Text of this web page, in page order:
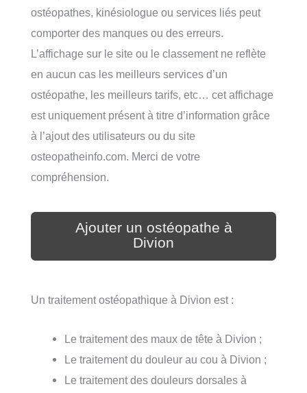
ostéopathes, kinésiologue ou services liés peut
comporter des manques ou des erreurs.
L’affichage sur le site ou le classement ne reflète
en aucun cas les meilleurs services d’un
ostéopathe, les meilleurs tarifs, etc… cet affichage
est uniquement présent à titre d’information grâce
à l’ajout des utilisateurs ou du site
osteopatheinfo.com. Merci de votre
compréhension.
Ajouter un ostéopathe à
Divion
Un traitement ostéopathique à Divion est :
Le traitement des maux de tête à Divion ;
Le traitement du douleur au cou à Divion ;
Le traitement des douleurs dorsales à